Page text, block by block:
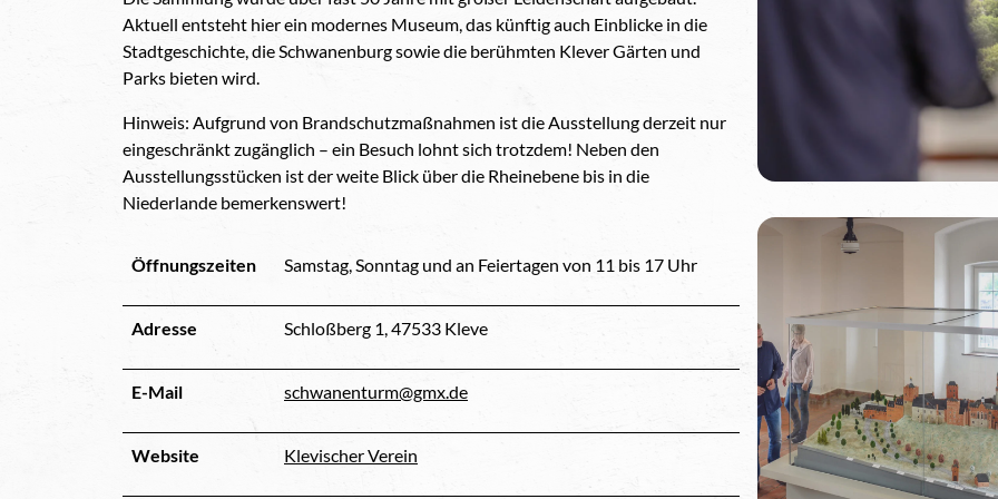
Aktuell entsteht hier ein modernes Museum, das künftig auch Einblicke in die
Stadtgeschichte, die Schwanenburg sowie die berühmten Klever Gärten und
Parks bieten wird.
Hinweis: Aufgrund von Brandschutzmaßnahmen ist die Ausstellung derzeit nur
eingeschränkt zugänglich – ein Besuch lohnt sich trotzdem! Neben den
Ausstellungsstücken ist der weite Blick über die Rheinebene bis in die
Niederlande bemerkenswert!
Öffnungszeiten Samstag, Sonntag und an Feiertagen von 11 bis 17 Uhr
Adresse Schloßberg 1, 47533 Kleve
E-Mail schwanenturm@gmx.de
Website Klevischer Verein